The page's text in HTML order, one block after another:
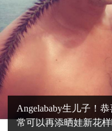
Angelababy生儿子！
常可以再添晒娃新花